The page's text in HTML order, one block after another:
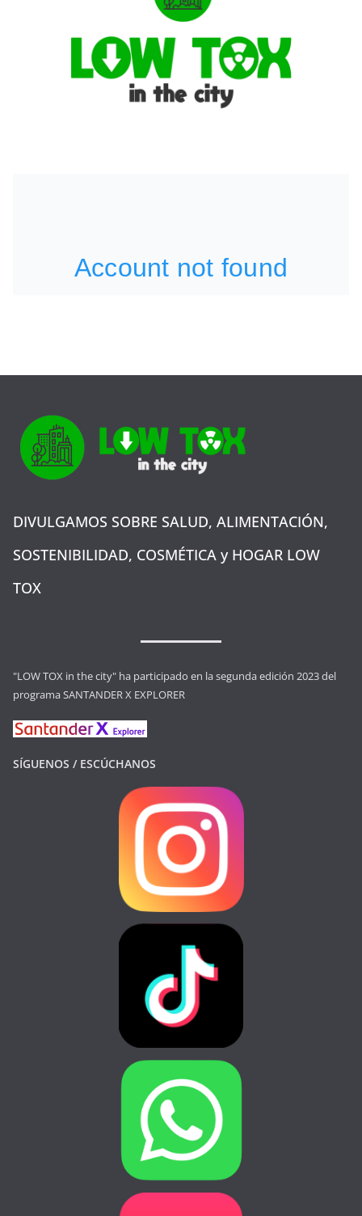
DIVULGAMOS SOBRE SALUD, ALIMENTACIÓN,
SOSTENIBILIDAD, COSMÉTICA y HOGAR LOW
TOX
"LOW TOX in the city" ha participado en la segunda edición 2023 del
programa SANTANDER X EXPLORER
SÍGUENOS / ESCÚCHANOS